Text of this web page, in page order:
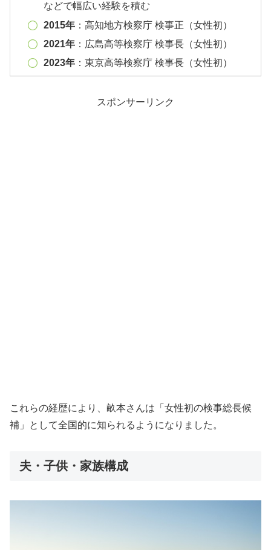
などで幅広い経験を積む
2015年：高知地方検察庁 検事正（女性初）
2021年：広島高等検察庁 検事長（女性初）
2023年：東京高等検察庁 検事長（女性初）
スポンサーリンク
これらの経歴により、畝本さんは「女性初の検事総長候
補」として全国的に知られるようになりました。
夫・子供・家族構成